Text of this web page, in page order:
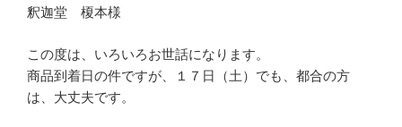
釈迦堂 榎本様
この度は、いろいろお世話になります。
商品到着日の件ですが、１７日（土）でも、都合の方
は、大丈夫です。